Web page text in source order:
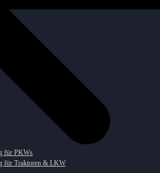
für PKWs
für Traktoren & LKW